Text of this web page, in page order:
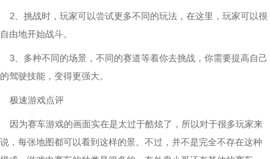
2、挑战时，玩家可以尝试更多不同的玩法，在这里，玩家可以很
自由地开始战斗。
3、多种不同的场景，不同的赛道等着你去挑战，你需要提高自己
的驾驶技能，变得更强大。
极速游戏点评
因为赛车游戏的画面实在是太过于酷炫了，所以对于很多玩家来
说，每张地图都可以看到这样的景。不过，并不是完全不存在这种